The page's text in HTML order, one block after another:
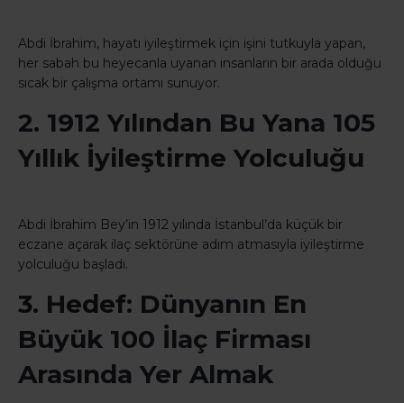
Abdi İbrahim, hayatı iyileştirmek için işini tutkuyla yapan,
her sabah bu heyecanla uyanan insanların bir arada olduğu
sıcak bir çalışma ortamı sunuyor.
2. 1912 Yılından Bu Yana 105
Yıllık İyileştirme Yolculuğu
Abdi İbrahim Bey’in 1912 yılında İstanbul’da küçük bir
eczane açarak ilaç sektörüne adım atmasıyla iyileştirme
yolculuğu başladı.
3. Hedef: Dünyanın En
Büyük 100 İlaç Firması
Arasında Yer Almak